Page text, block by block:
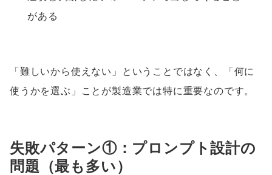
がある
「難しいから使えない」ということではなく、「何に
使うかを選ぶ」ことが製造業では特に重要なのです。
失敗パターン①：プロンプト設計の
問題（最も多い）